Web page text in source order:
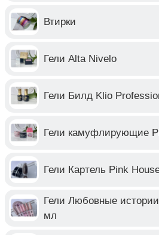
Втирки
Гели Alta Nivelo
Гели Билд Klio
Гели камуфлирующие
Гели Картель Pink
Гели Любовные
мл